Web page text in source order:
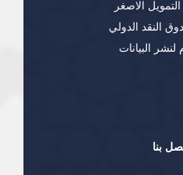
بنا
الاصغر
النقد الدولي
لنشر البيانات